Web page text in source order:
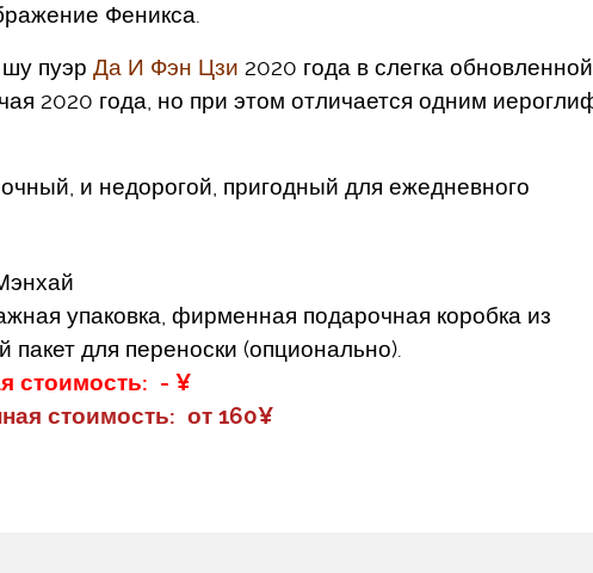
Феникса.
пуэр Да И Фэн Цзи 2020 года в слегка обновленной
2020 года, но при этом отличается одним
и недорогой, пригодный для ежедневного
упаковка, фирменная подарочная коробка из
для переноски (опционально).
стоимость: - ¥
стоимость: от 160¥